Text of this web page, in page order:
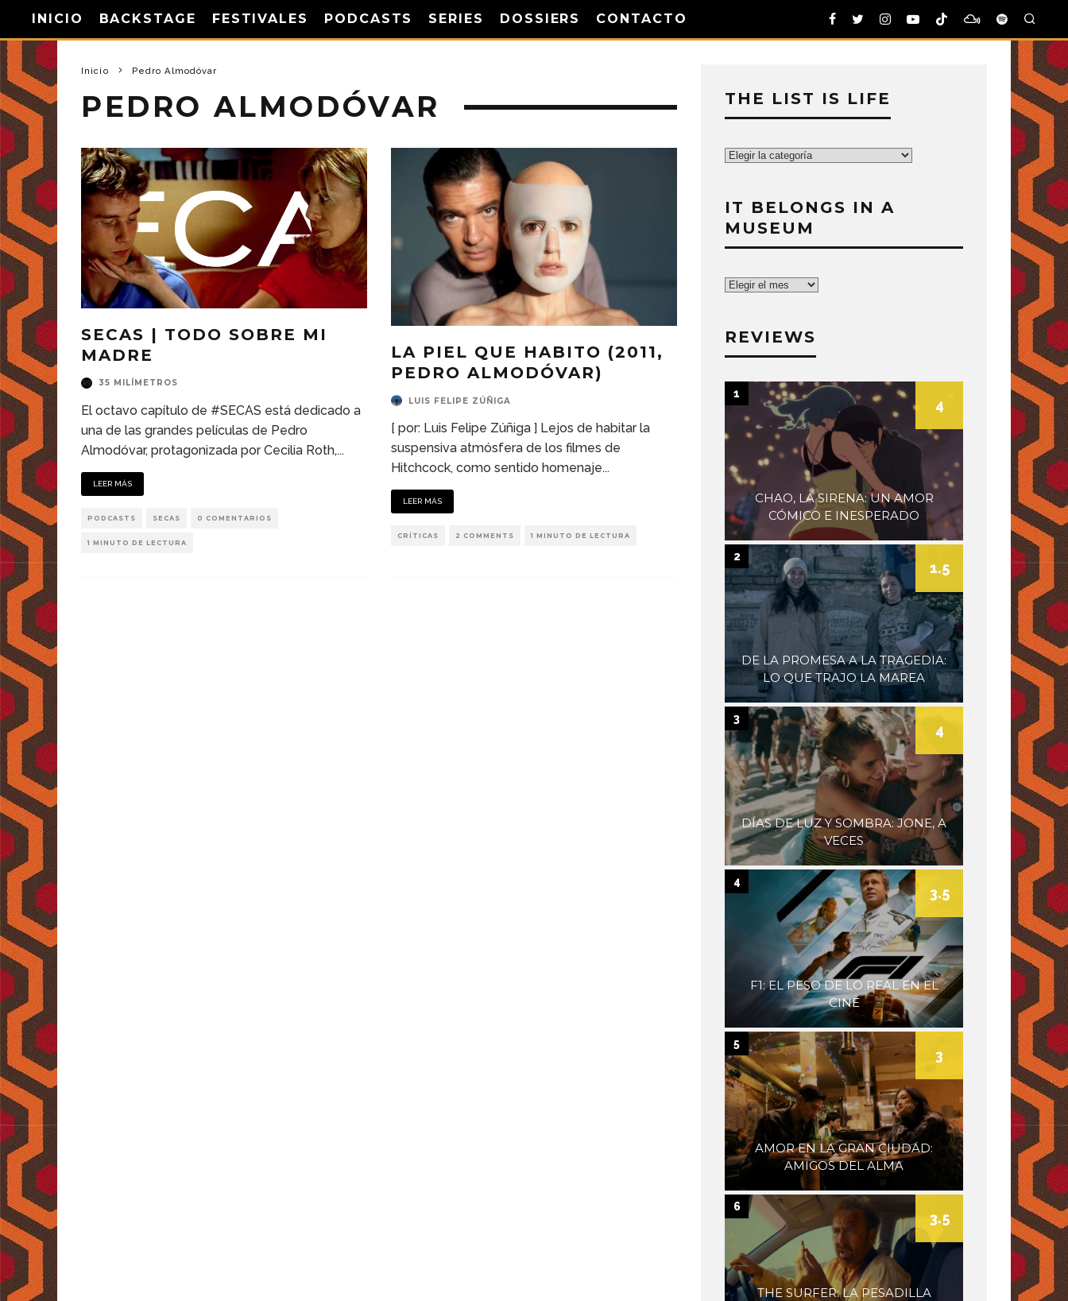
INICIO BACKSTAGE FESTIVALES PODCASTS SERIES DOSSIERS CONTACTO
Inicio Pedro Almodóvar
PEDRO ALMODÓVAR
SECAS | TODO SOBRE MI
MADRE
35 MILÍMETROS
El octavo capítulo de #SECAS está dedicado a
una de las grandes películas de Pedro
Almodóvar, protagonizada por Cecilia Roth,...
LEER MÁS
PODCASTS SECAS 0 COMENTARIOS
1 MINUTO DE LECTURA
LA PIEL QUE HABITO (2011,
PEDRO ALMODÓVAR)
LUIS FELIPE ZÚÑIGA
[ por: Luis Felipe Zúñiga ] Lejos de habitar la
suspensiva atmósfera de los filmes de
Hitchcock, como sentido homenaje...
LEER MÁS
CRÍTICAS 2 COMMENTS 1 MINUTO DE LECTURA
THE LIST IS LIFE
The
Life
IT BELONGS IN A
MUSEUM
It
REVIEWS
CHAO, LA SIRENA: UN AMOR
CÓMICO E INESPERADO
4
1
DE LA PROMESA A LA TRAGEDIA:
LO QUE TRAJO LA MAREA
1.5
2
DÍAS DE LUZ Y SOMBRA: JONE, A
VECES
4
3
F1: EL PESO DE LO REAL EN EL
CINE
3.5
4
AMOR EN LA GRAN CIUDAD:
AMIGOS DEL ALMA
3
5
THE SURFER: LA PESADILLA
3.5
6